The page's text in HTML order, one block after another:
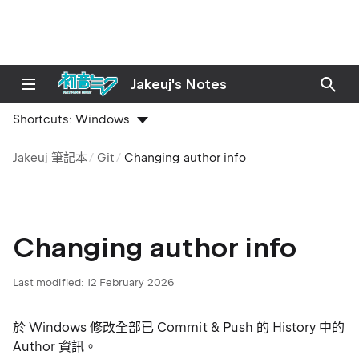
Jakeuj's Notes
Shortcuts:Windows
Jakeuj 筆記本 Git Changing author info
Changing author info
Last modified: 12 February 2026
於 Windows 修改全部已 Commit & Push 的 History 中的
Author 資訊。